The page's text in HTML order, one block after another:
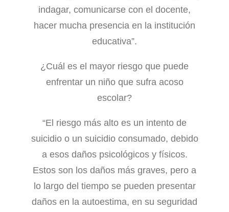
indagar, comunicarse con el docente,
hacer mucha presencia en la institución
educativa”.
¿Cuál es el mayor riesgo que puede
enfrentar un niño que sufra acoso
escolar?
“El riesgo más alto es un intento de
suicidio o un suicidio consumado, debido
a esos daños psicológicos y físicos.
Estos son los daños más graves, pero a
lo largo del tiempo se pueden presentar
daños en la autoestima, en su seguridad